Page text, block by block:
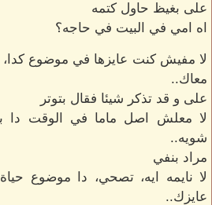
على بغيظ حاول كتمه
اه امي في البيت في حاجه؟
لا مفيش كنت عايزها في موضوع كدا،
معاك..
على و قد تذكر شيئا فقال بتوتر
لا معلش اصل ماما في الوقت دا
شويه..
مراد بنفي
لا نايمه ايه، تصحي، دا موضوع
عايزك..